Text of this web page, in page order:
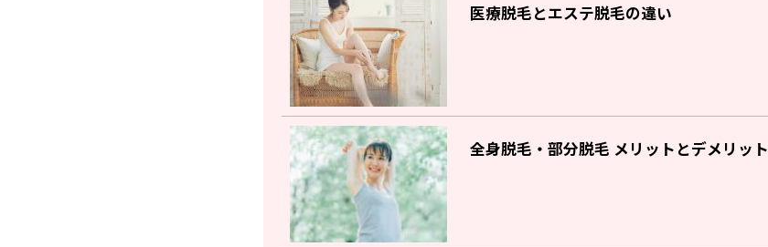
医療脱毛とエステ脱毛の違い
全身脱毛・部分脱毛 メリットとデメリット